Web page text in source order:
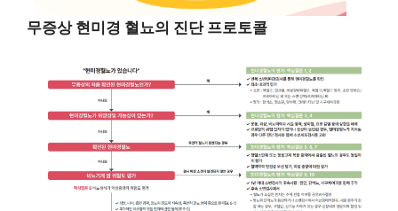
무증상 현미경 혈뇨의 진단 프로토콜